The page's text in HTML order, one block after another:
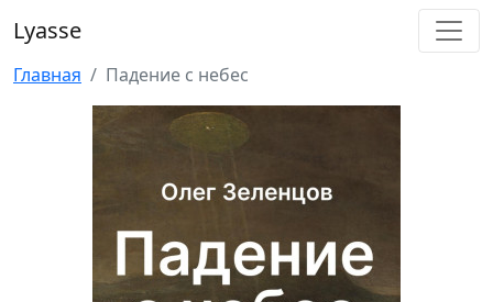
Lyasse
Главная Падение с небес